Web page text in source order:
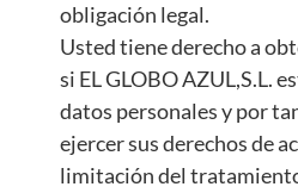
obligación legal.
Usted tiene derecho a
si EL GLOBO AZUL,S.L.
datos personales y por
ejercer sus derechos de
limitación del